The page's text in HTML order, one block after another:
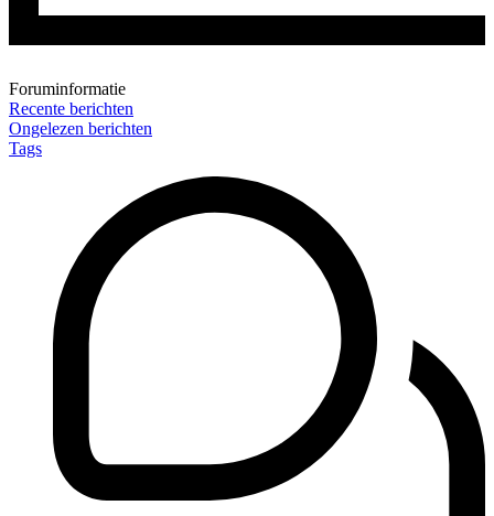
Foruminformatie
Recente berichten
Ongelezen berichten
Tags